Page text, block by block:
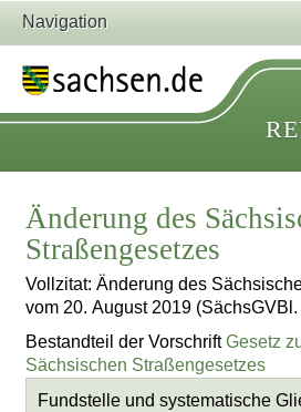
Navigation
Änderung des
Straßengesetzes
Vollzitat: Änderung des
vom 20. August 2019
Bestandteil der VorschriftGesetz
Sächsischen Straßengesetzes
Fundstelle und systematische